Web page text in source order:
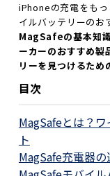
iPhoneの充電をも
イルバッテリーのお
MagSafeの基本知
ーカーのおすすめ製
リーを見つけるため
目次
MagSafeとは？
ト
MagSafe充電器